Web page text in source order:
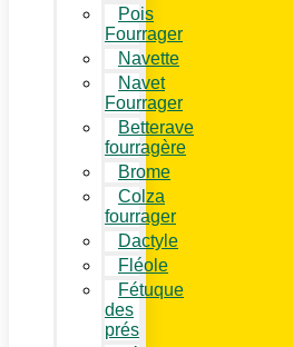
Pois
Fourrager
Navette
Navet
Fourrager
Betterave
fourragère
Brome
Colza
fourrager
Dactyle
Fléole
Fétuque
des
prés